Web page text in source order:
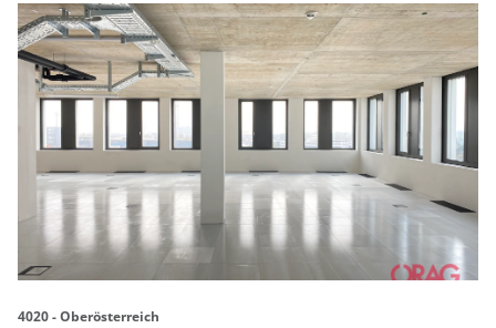
link to page Einzigartig - Projekt Hafenportal - Erstbezug
4020 - Oberösterreich